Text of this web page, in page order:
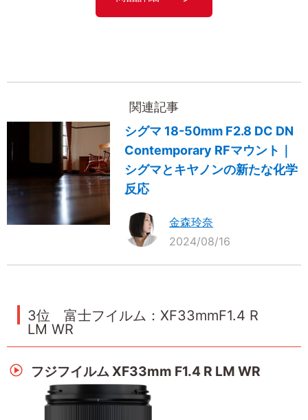
関連記事
シグマ 18-50mm F2.8 DC DN
Contemporary RFマウント｜
シグマとキヤノンの新たな化学
反応
金森玲奈
2024/08/16
3位 富士フイルム：XF33mmF1.4 R
LM WR
フジフイルム XF33mm F1.4 R LM WR